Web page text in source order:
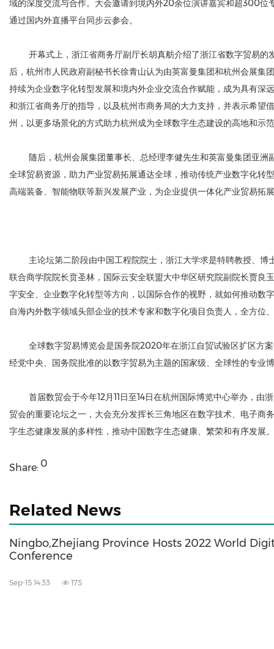
域的深度交流与合作。大会邀请到境内外20余位演讲嘉宾和超300
通过国内外直播平台同步云参会。
开幕式上，浙江省商务厅副厅长胡真舫介绍了浙江省数字贸易
后，杭州市人民政府副秘书长徐青山认为由英富曼集团和杭州会展集
持续为企业数字化转型发展和境内外企业交流合作赋能，成为具有
和浙江省商务厅的指导，以及杭州市商务局的大力支持，并表示希
州，以更多场景化的方式助力杭州成为全球数字生态建设的高地和示
随后，杭州会展集团董事长、总经理李健先生和英富曼集团亚洲
全球贸易资源，助力产业贸易拓展通达全球，推动传统产业数字化转
高端装备、智能物联等新兴发展产业，为企业提供一体化产业贸易
主论坛第二阶段由中国工程院院士，浙江大学求是特聘教授、
联合商学院院长贲圣林，国际云安全联盟大中华区研究院副院长贾
字安全、企业数字化转型等方向，以国际合作的视野，就如何推动数
自海内外数字领域头部企业的技术专家和数字化项目负责人，全方
全球数字贸易博览会是国务院2020年在浙江自贸试验区扩区方
经党中央、国务院批准的以数字贸易为主题的国家级、全球性的专业
首届数贸会于今年12月11日至14日在杭州国际博览中心举办，
贸会的重要论坛之一，大会充分发挥长三角地区在数字技术、电子
字生态健康发展的多样性，推动中国数字生态健康、繁荣和有序发展。
Share: 0
Related News
Ningbo,Zhejiang Province Hosts 2022 World
Conference
Sep-15 14:33 175